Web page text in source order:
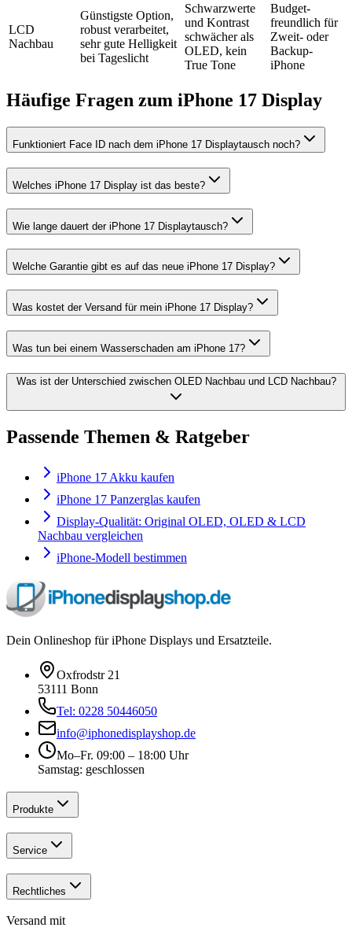
LCD
Nachbau
Günstigste Option,
robust verarbeitet,
sehr gute Helligkeit
bei Tageslicht
Schwarzwerte
und Kontrast
schwächer als
OLED, kein
True Tone
Budget-
freundlich für
Zweit- oder
Backup-
iPhone
Häufige Fragen zum iPhone 17 Display
Funktioniert Face ID nach dem iPhone 17 Displaytausch noch?
Welches iPhone 17 Display ist das beste?
Wie lange dauert der iPhone 17 Displaytausch?
Welche Garantie gibt es auf das neue iPhone 17 Display?
Was kostet der Versand für mein iPhone 17 Display?
Was tun bei einem Wasserschaden am iPhone 17?
Was ist der Unterschied zwischen OLED Nachbau und LCD Nachbau?
Passende Themen & Ratgeber
iPhone 17 Akku kaufen
iPhone 17 Panzerglas kaufen
Display-Qualität: Original OLED, OLED & LCD
Nachbau vergleichen
iPhone-Modell bestimmen
Dein Onlineshop für iPhone Displays und Ersatzteile.
Oxfrodstr 21
53111 Bonn
Tel: 0228 50446050
info@iphonedisplayshop.de
Mo–Fr. 09:00 – 18:00 Uhr
Samstag: geschlossen
Produkte
Service
Rechtliches
Versand mit